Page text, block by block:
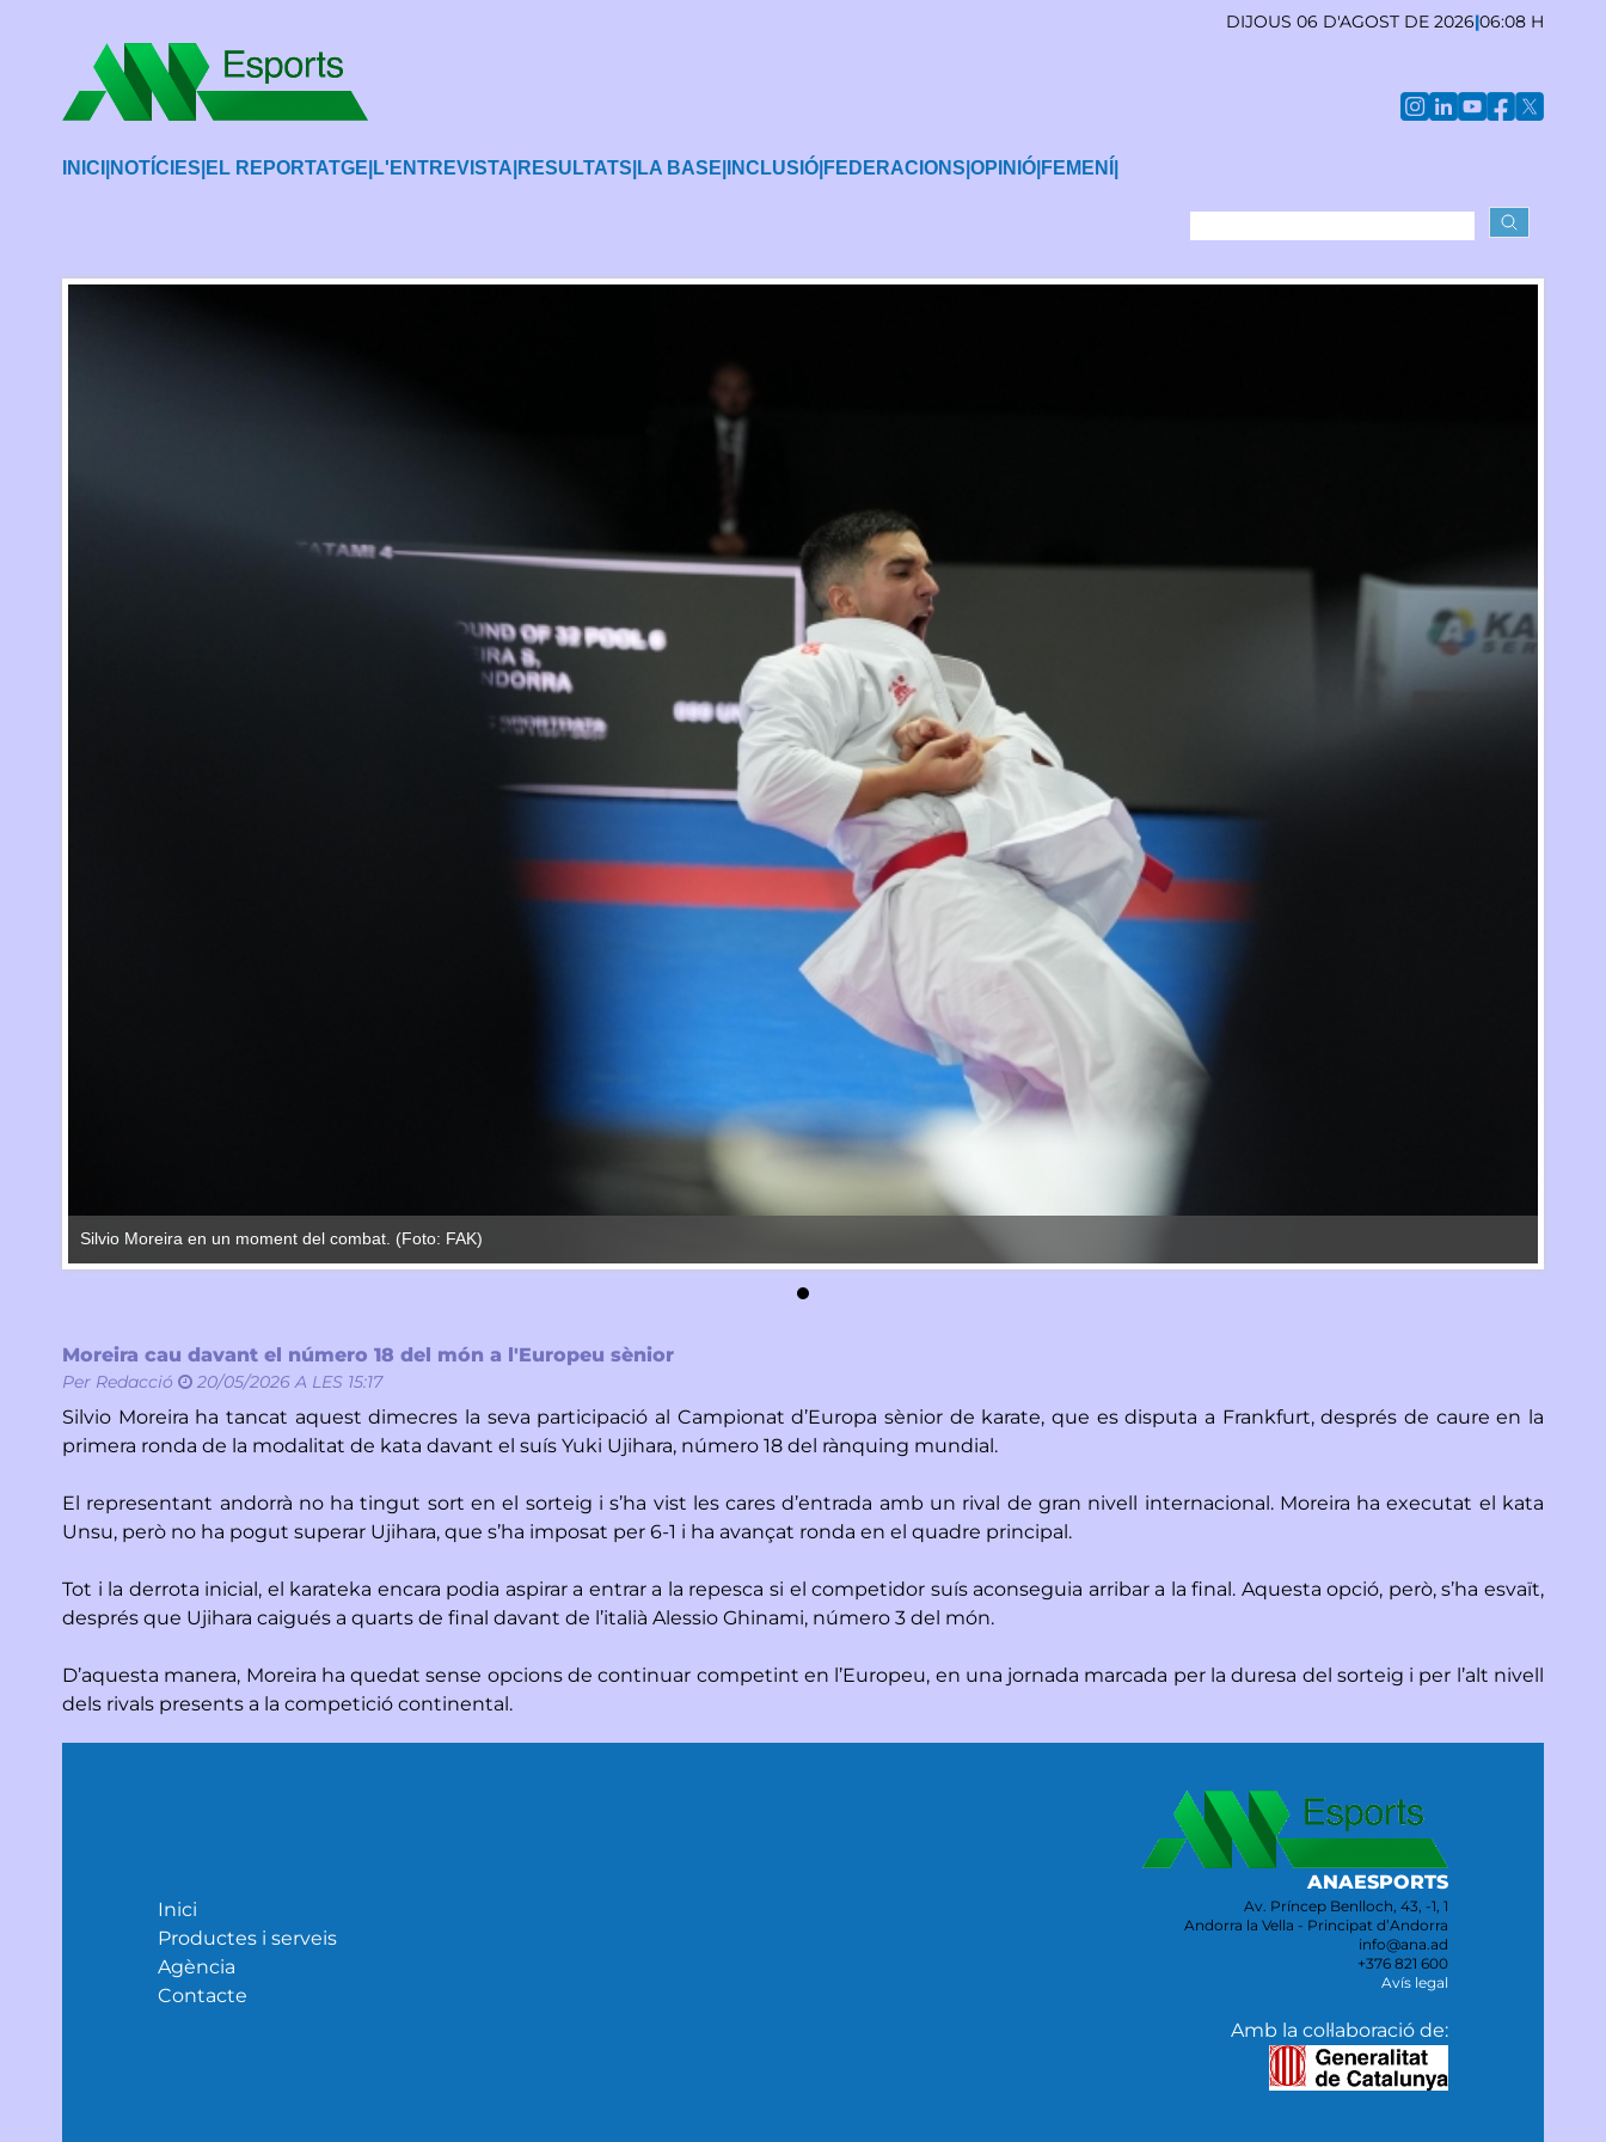
DIJOUS 06 D'AGOST DE 2026|06:08 H
INICI NOTÍCIES EL REPORTATGE L'ENTREVISTA RESULTATS LA BASE INCLUSIÓ FEDERACIONS OPINIÓ FEMENÍ
Silvio Moreira en un moment del combat. (Foto: FAK)
Moreira cau davant el número 18 del món a l'Europeu sènior
Per Redacció 20/05/2026 A LES 15:17
Silvio Moreira ha tancat aquest dimecres la seva participació al Campionat d’Europa sènior de karate, que es disputa a Frankfurt, després de caure en la
primera ronda de la modalitat de kata davant el suís Yuki Ujihara, número 18 del rànquing mundial.
El representant andorrà no ha tingut sort en el sorteig i s’ha vist les cares d’entrada amb un rival de gran nivell internacional. Moreira ha executat el kata
Unsu, però no ha pogut superar Ujihara, que s’ha imposat per 6-1 i ha avançat ronda en el quadre principal.
Tot i la derrota inicial, el karateka encara podia aspirar a entrar a la repesca si el competidor suís aconseguia arribar a la final. Aquesta opció, però, s’ha esvaït,
després que Ujihara caigués a quarts de final davant de l’italià Alessio Ghinami, número 3 del món.
D’aquesta manera, Moreira ha quedat sense opcions de continuar competint en l’Europeu, en una jornada marcada per la duresa del sorteig i per l’alt nivell
dels rivals presents a la competició continental.
Inici
Productes i serveis
Agència
Contacte
ANAESPORTS
Av. Príncep Benlloch, 43, -1, 1
Andorra la Vella - Principat d’Andorra
info@ana.ad
+376 821 600
Avís legal
Amb la col·laboració de: